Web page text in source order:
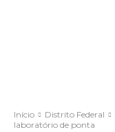
Início Distrito Federal
laboratório de ponta